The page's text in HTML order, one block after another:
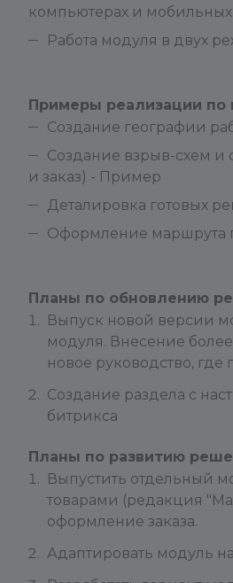
компьютерах и мобильных
Работа модуля в двух
Примеры реализации по
Создание географии
Создание взрыв-схем и
и заказ) - Пример
Деталировка готовых
Оформление маршрута
Планы по обновлению
Выпуск новой версии
модуля. Внесение
новое руководство,
Создание раздела с
битрикса
Планы по развитию
Выпустить отдельный
товарами (редакция
оформление заказа.
Адаптировать модуль